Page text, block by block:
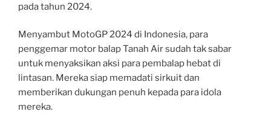
pada tahun 2024.
Menyambut MotoGP 2024 di Indonesia, para
penggemar motor balap Tanah Air sudah tak sabar
untuk menyaksikan aksi para pembalap hebat di
lintasan. Mereka siap memadati sirkuit dan
memberikan dukungan penuh kepada para idola
mereka.